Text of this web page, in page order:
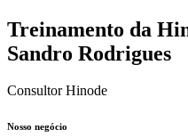
Treinamento da
Sandro Rodrigues
Consultor Hinode
Nosso negócio